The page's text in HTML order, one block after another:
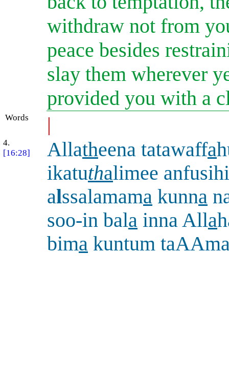
withdraw not from
peace besides
slay them wherever
provided you with a
Words |
4.
[16:28]
Allatheena tatawaffa
ikatuthalimee
alssalamama kunna
soo-in bala inna Alla
bima kuntum